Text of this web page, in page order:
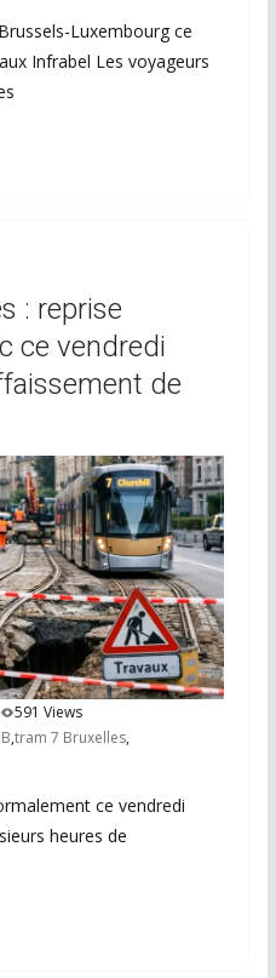
Luxembourg ce
Infrabel Les voyageurs
: reprise
ce vendredi
de
591 Views
,tram 7 Bruxelles,
ce vendredi
heures de